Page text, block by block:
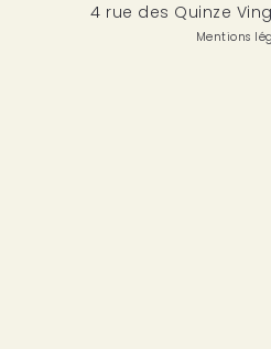
4 rue des Quinze
Mentions